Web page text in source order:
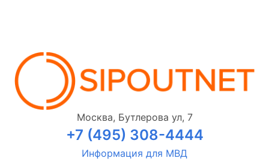
Москва, Бутлерова ул, 7
+7 (495) 308-4444
Информация для МВД